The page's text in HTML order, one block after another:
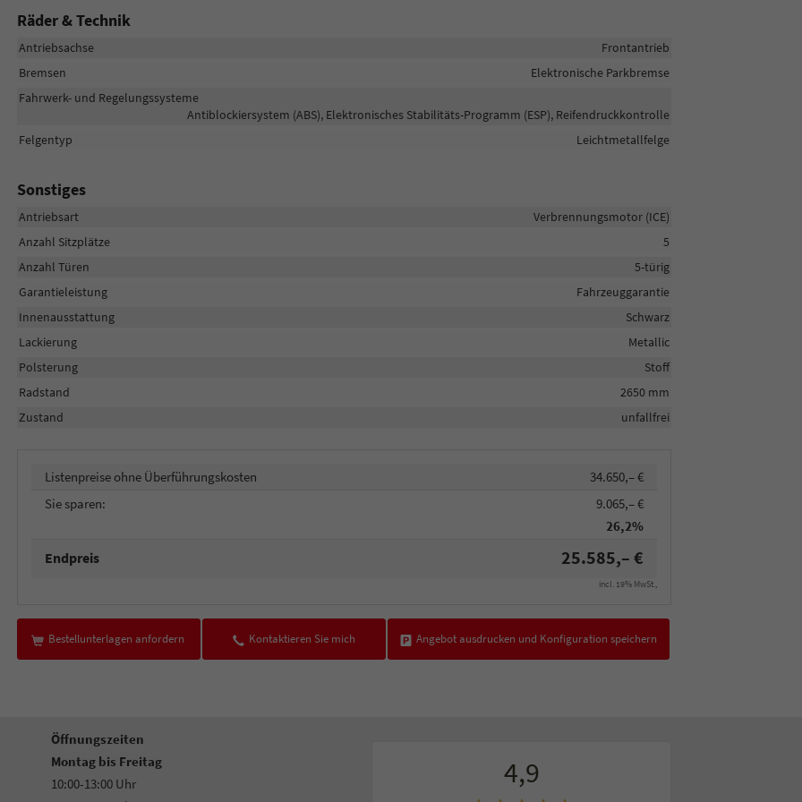
Räder & Technik
Antriebsachse
Frontantrieb
Bremsen
Elektronische Parkbremse
Fahrwerk- und Regelungssysteme
Antiblockiersystem (ABS), Elektronisches Stabilitäts-Programm (ESP), Reifendruckkontrolle
Felgentyp
Leichtmetallfelge
Sonstiges
Antriebsart
Verbrennungsmotor (ICE)
Anzahl Sitzplätze
5
Anzahl Türen
5-türig
Garantieleistung
Fahrzeuggarantie
Innenausstattung
Schwarz
Lackierung
Metallic
Polsterung
Stoff
Radstand
2650 mm
Zustand
unfallfrei
Listenpreise ohne Überführungskosten
34.650,– €
Sie sparen:
9.065,– €
26,2%
Endpreis 25.585,– €
incl. 19% MwSt.,
Bestellunterlagen anfordern Kontaktieren Sie mich Angebot ausdrucken und Konfiguration speichern
Öffnungszeiten
Montag bis Freitag
10:00-13:00 Uhr
4,9